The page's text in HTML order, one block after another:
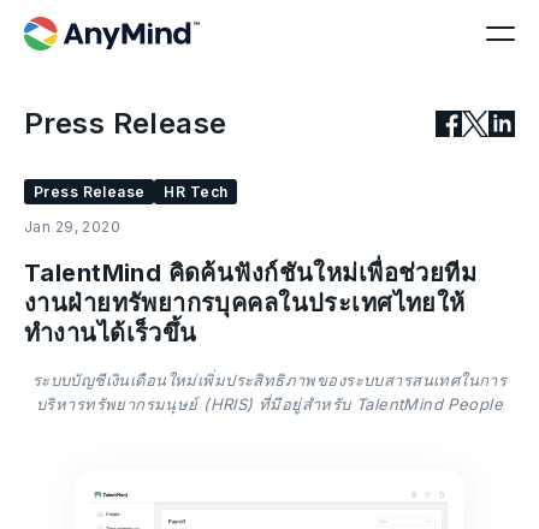
Press Release
Press Release
HR Tech
Jan 29, 2020
TalentMind คิดค้นฟังก์ชันใหม่เพื่อช่วยทีม
งานฝ่ายทรัพยากรบุคคลในประเทศไทยให้
ทำงานได้เร็วขึ้น
ระบบบัญชีเงินเดือนใหม่เพิ่มประสิทธิภาพของระบบสารสนเทศในการ
บริหารทรัพยากรมนุษย์ (HRIS) ที่มีอยู่สำหรับ TalentMind People